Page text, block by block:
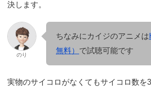
決します。
のり
ちなみにカイジのアニメは
無料） で試聴可能です
実物のサイコロがなくてもサイコロ数を